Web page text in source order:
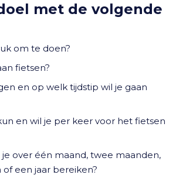
met de volgende
om te doen?
fietsen?
en op welk tijdstip wil je gaan
en wil je per keer voor het fietsen
over één maand, twee maanden,
of een jaar bereiken?